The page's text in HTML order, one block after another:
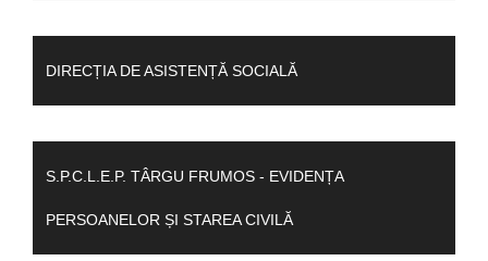
DIRECȚIA DE ASISTENȚĂ SOCIALĂ
S.P.C.L.E.P. TÂRGU FRUMOS - EVIDENȚA
PERSOANELOR ȘI STAREA CIVILĂ